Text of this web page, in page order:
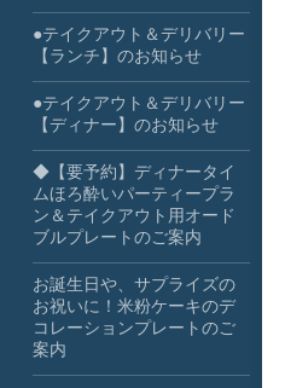
●テイクアウト＆デリバリー
【ランチ】のお知らせ
●テイクアウト＆デリバリー
【ディナー】のお知らせ
◆【要予約】ディナータイ
ムほろ酔いパーティープラ
ン＆テイクアウト用オード
ブルプレートのご案内
お誕生日や、サプライズの
お祝いに！米粉ケーキのデ
コレーションプレートのご
案内